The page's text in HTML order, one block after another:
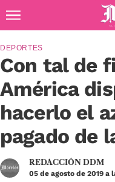
Diario de
Con tal de
América
hacerlo el
pagado de
DEPORTES
REDACCIÓN DDM
05 de agosto de 2019 a